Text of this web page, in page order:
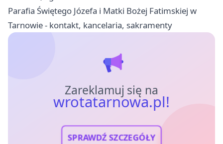
Parafia Świętego Józefa i Matki Bożej Fatimskiej w
Tarnowie - kontakt, kancelaria, sakramenty
Zareklamuj się na
wrotatarnowa.pl!
SPRAWDŹ SZCZEGÓŁY